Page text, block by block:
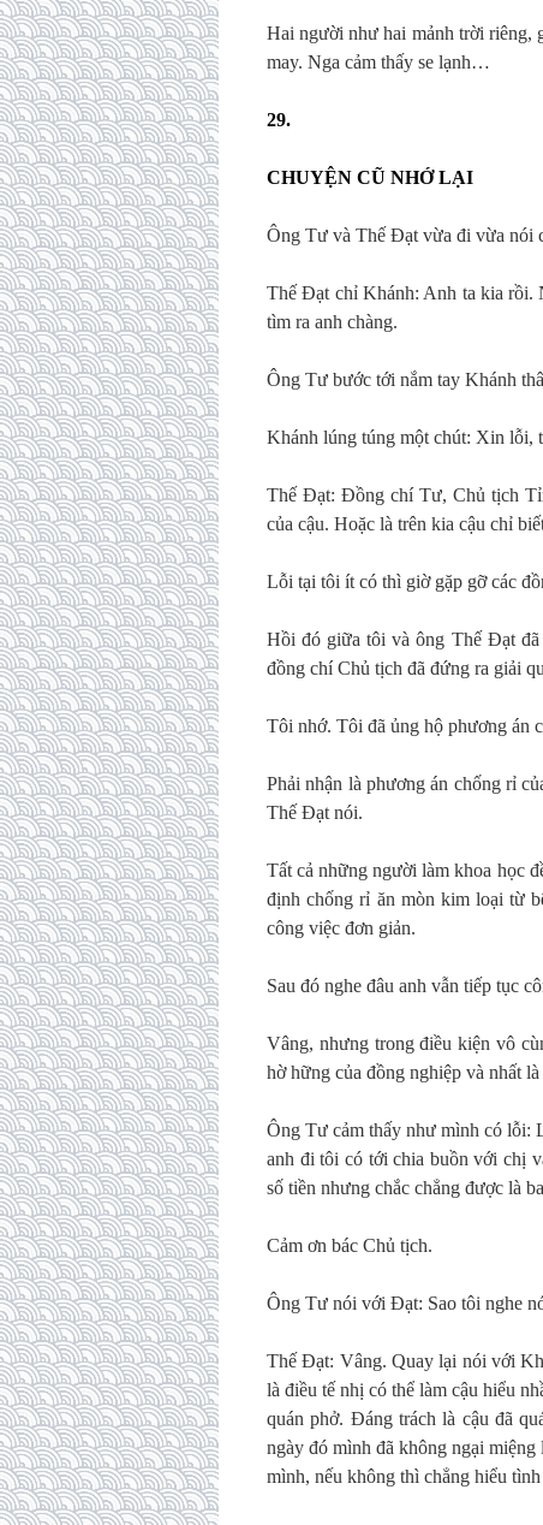
Hai người như hai mảnh trời riêng,
may. Nga cảm thấy se lạnh…
29.
CHUYỆN CŨ NHỚ LẠI
Ông Tư và Thế Đạt vừa đi vừa nói
Thế Đạt chỉ Khánh: Anh ta kia rồi.
tìm ra anh chàng.
Ông Tư bước tới nắm tay Khánh
Khánh lúng túng một chút: Xin
Thế Đạt: Đồng chí Tư, Chủ tịch
của cậu. Hoặc là trên kia cậu chỉ
Lỗi tại tôi ít có thì giờ gặp gỡ các
Hồi đó giữa tôi và ông Thế Đạt
đồng chí Chủ tịch đã đứng ra giải
Tôi nhớ. Tôi đã ủng hộ phương án
Phải nhận là phương án chống rỉ
Thế Đạt nói.
Tất cả những người làm khoa học
định chống rỉ ăn mòn kim loại từ
công việc đơn giản.
Sau đó nghe đâu anh vẫn tiếp tục
Vâng, nhưng trong điều kiện vô
hờ hững của đồng nghiệp và nhất
Ông Tư cảm thấy như mình có lỗi:
anh đi tôi có tới chia buồn với chị
số tiền nhưng chắc chẳng được là
Cảm ơn bác Chủ tịch.
Ông Tư nói với Đạt: Sao tôi nghe
Thế Đạt: Vâng. Quay lại nói với
là điều tế nhị có thể làm cậu hiểu
quán phở. Đáng trách là cậu đã
ngày đó mình đã không ngại
mình, nếu không thì chẳng hiểu tình